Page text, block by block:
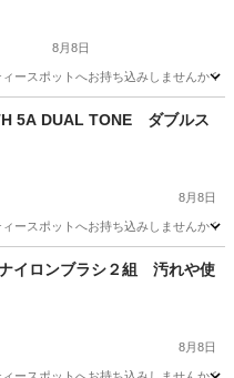
8月8日
ポットへお持ち込みしませんか？
5A DUAL TONE ダブルス
8月8日
ポットへお持ち込みしませんか？
地イロンブラシ２組 汚れや使
8月8日